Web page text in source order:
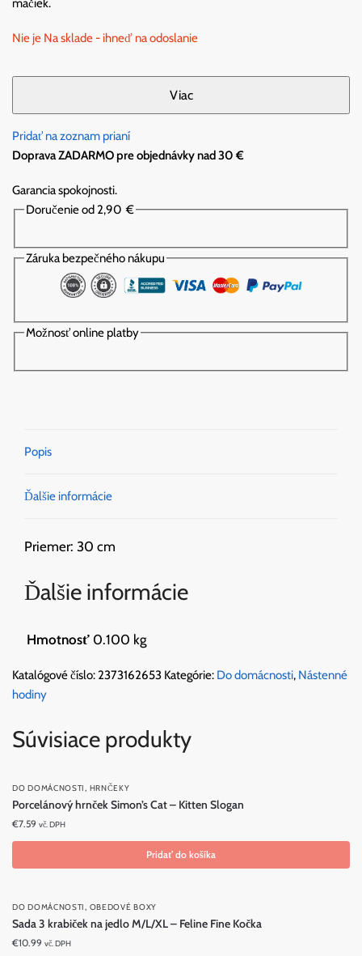
mačiek.
Nie je Na sklade - ihneď na odoslanie
Pridať na zoznam prianí
Doprava ZADARMO pre objednávky nad 30 €
Garancia spokojnosti.
Doručenie od 2,90€
Záruka bezpečného nákupu
Možnosť online platby
Popis
Ďalšie informácie
Priemer: 30 cm
Ďalšie informácie
Hmotnosť 0.100 kg
Katalógové číslo: 2373162653 Kategórie: Do domácnosti, Nástenné
hodiny
Súvisiace produkty
DO DOMÁCNOSTI, HRNČEKY
Porcelánový hrnček Simon’s Cat – Kitten Slogan
€7.59 vč. DPH
Pridať do košíka
DO DOMÁCNOSTI, OBEDOVÉ BOXY
Sada 3 krabiček na jedlo M/L/XL – Feline Fine Kočka
€10.99 vč. DPH